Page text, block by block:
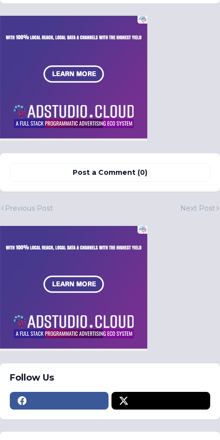
Post a Comment (0)
Previous Post Next Post
Follow Us